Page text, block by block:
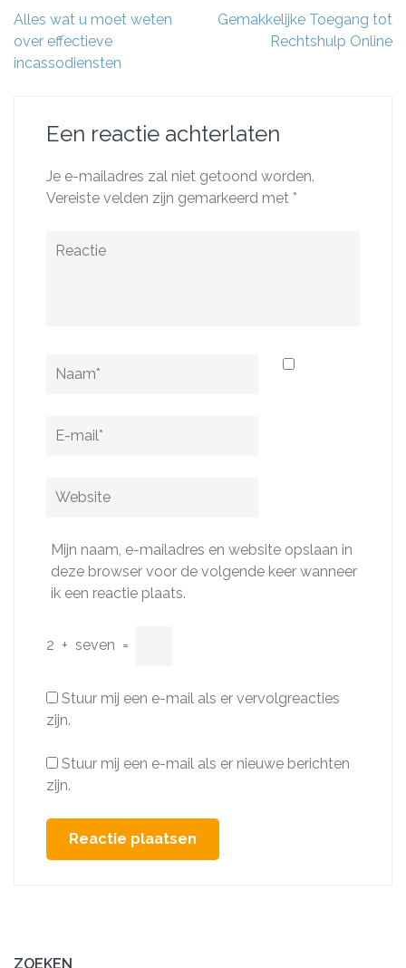
Berichtnavigatie
Alles wat u moet weten
over effectieve
incassodiensten
Gemakkelijke Toegang tot
Rechtshulp Online
Een reactie achterlaten
Je e-mailadres zal niet getoond worden.
Vereiste velden zijn gemarkeerd met *
Reactie
Naam
E-
Website
Mijn naam, e-mailadres en website opslaan in
deze browser voor de volgende keer wanneer
ik een reactie plaats.
2 + seven =
Stuur mij een e-mail als er vervolgreacties
zijn.
Stuur mij een e-mail als er nieuwe berichten
zijn.
ZOEKEN